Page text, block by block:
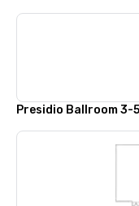
Presidio Ballroom 3-5